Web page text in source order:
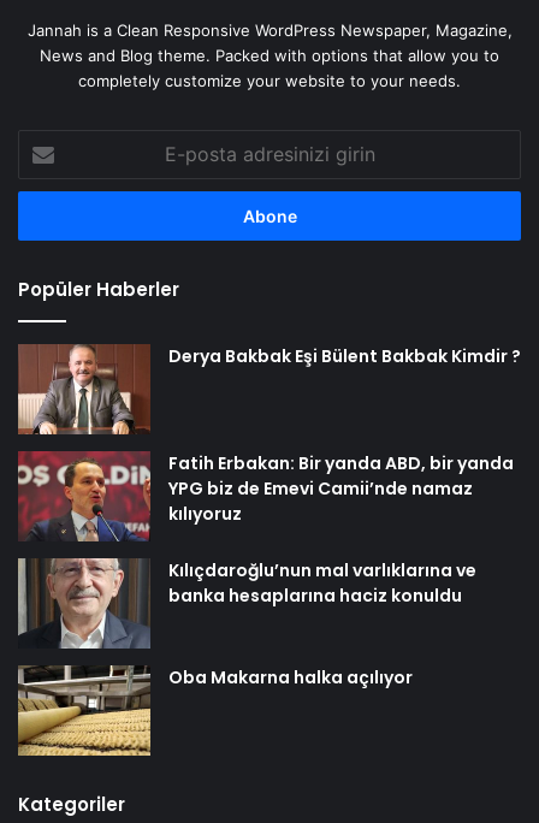
Jannah is a Clean Responsive WordPress Newspaper, Magazine,
News and Blog theme. Packed with options that allow you to
completely customize your website to your needs.
posta
adresinizi
Popüler Haberler
Derya Bakbak Eşi Bülent Bakbak Kimdir ?
Fatih Erbakan: Bir yanda ABD, bir yanda
YPG biz de Emevi Camii’nde namaz
kılıyoruz
Kılıçdaroğlu’nun mal varlıklarına ve
banka hesaplarına haciz konuldu
Oba Makarna halka açılıyor
Kategoriler